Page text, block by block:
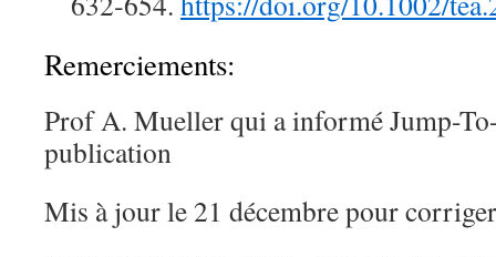
Remerciements:
Prof A. Mueller qui a informé Jump-
publication
Mis à jour le 21 décembre pour